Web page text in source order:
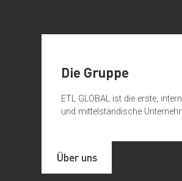
Die Gruppe
ETL GLOBAL ist die erste,
und mittelständische
Über uns